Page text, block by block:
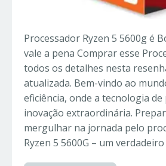
Processador Ryzen 5 5600g é
vale a pena Comprar esse
todos os detalhes nesta
atualizada. Bem-vindo ao
eficiência, onde a tecnologia
inovação extraordinária.
mergulhar na jornada pelo
Ryzen 5 5600G – um